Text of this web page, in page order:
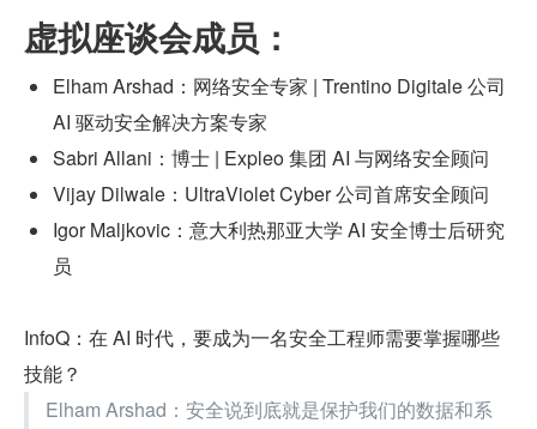
虚拟座谈会成员：
Elham Arshad：网络安全专家 | Trentino Digitale 公司
AI 驱动安全解决方案专家
Sabri Allani：博士 | Expleo 集团 AI 与网络安全顾问
Vijay Dilwale：UltraViolet Cyber 公司首席安全顾问
Igor Maljkovic：意大利热那亚大学 AI 安全博士后研究
员
InfoQ：在 AI 时代，要成为一名安全工程师需要掌握哪些
技能？
Elham Arshad：安全说到底就是保护我们的数据和系